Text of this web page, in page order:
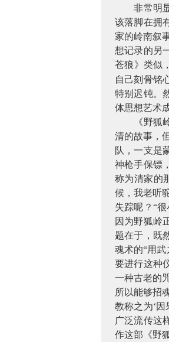
非常明
该落脚在拥
家的岭南叙
想记录的另
苍狼》类似
自己刻骨铭
特别迟钝。
体思想艺术
《野
清的故事，
队，一支是
神枪手保镖
称为清家的
候，我老听
失踪呢？“
因为野狐岭
题在于，既
魂术的“用
要进行这种
一种古老的
所以能够招
教称之为‘
广泛流传这
作这部《野